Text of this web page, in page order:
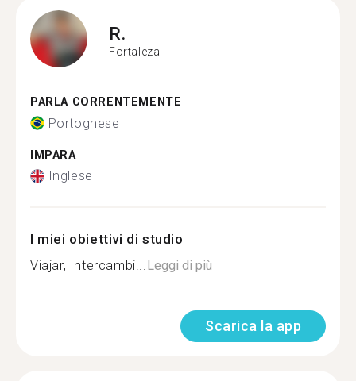
R.
Fortaleza
PARLA CORRENTEMENTE
Portoghese
IMPARA
Inglese
I miei obiettivi di studio
Viajar, Intercambi...Leggi di più
Scarica la app